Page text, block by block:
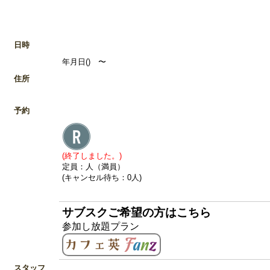
日時
年月日() 〜
住所
予約
(終了しました。)
定員：人（満員）
(キャンセル待ち：0人)
サブスクご希望の方はこちら
参加し放題プラン
スタッフ